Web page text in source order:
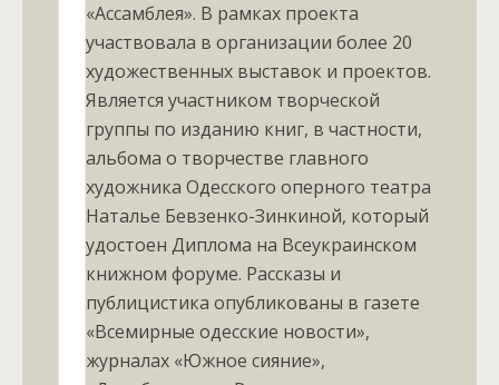
«Ассамблея». В рамках проекта
участвовала в организации более 20
художественных выставок и проектов.
Является участником творческой
группы по изданию книг, в частности,
альбома о творчестве главного
художника Одесского оперного театра
Наталье Бевзенко-Зинкиной, который
удостоен Диплома на Всеукраинском
книжном форуме. Рассказы и
публицистика опубликованы в газете
«Всемирные одесские новости»,
журналах «Южное сияние»,